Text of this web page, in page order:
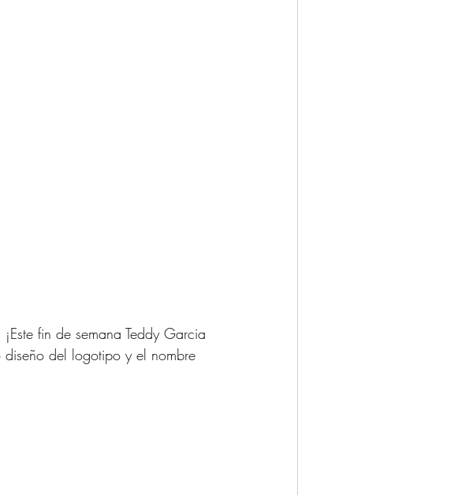
fin de semana Teddy Garcia
del logotipo y el nombre